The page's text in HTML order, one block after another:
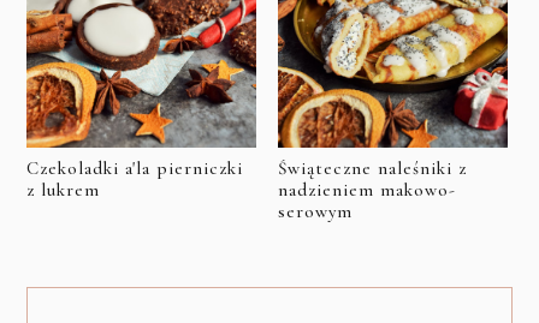
Czekoladki a'la pierniczki
z lukrem
Świąteczne naleśniki z
nadzieniem makowo-
serowym